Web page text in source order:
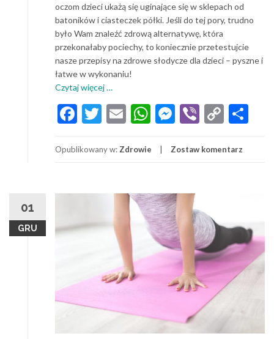
oczom dzieci ukażą się uginające się w sklepach od
batoników i ciasteczek półki. Jeśli do tej pory, trudno
było Wam znaleźć zdrową alternatywę, która
przekonałaby pociechy, to koniecznie przetestujcie
nasze przepisy na zdrowe słodycze dla dzieci – pyszne i
łatwe w wykonaniu!
Czytaj więcej
słodycze
dla
…
Facebook
Twitter
EmailWhatsApp
Messenger
Viber
Copy
Opublikowany w: Zdrowie Zostaw komentarz
01
GRU